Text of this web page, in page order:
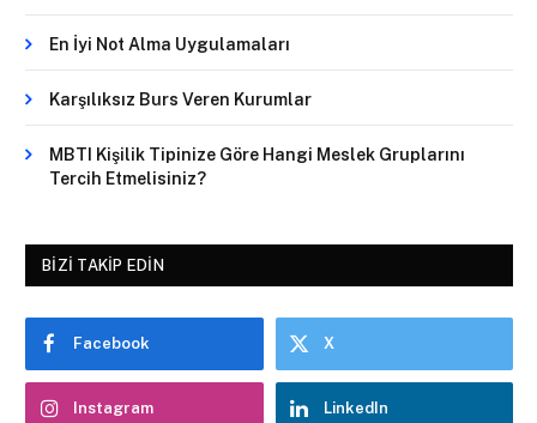
En İyi Not Alma Uygulamaları
Karşılıksız Burs Veren Kurumlar
MBTI Kişilik Tipinize Göre Hangi Meslek Gruplarını
Tercih Etmelisiniz?
BIZI TAKIP EDIN
Facebook X
Instagram LinkedIn